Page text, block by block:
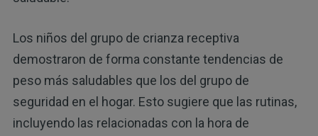
Los niños del grupo de crianza receptiva
demostraron de forma constante tendencias de
peso más saludables que los del grupo de
seguridad en el hogar. Esto sugiere que las rutinas,
incluyendo las relacionadas con la hora de